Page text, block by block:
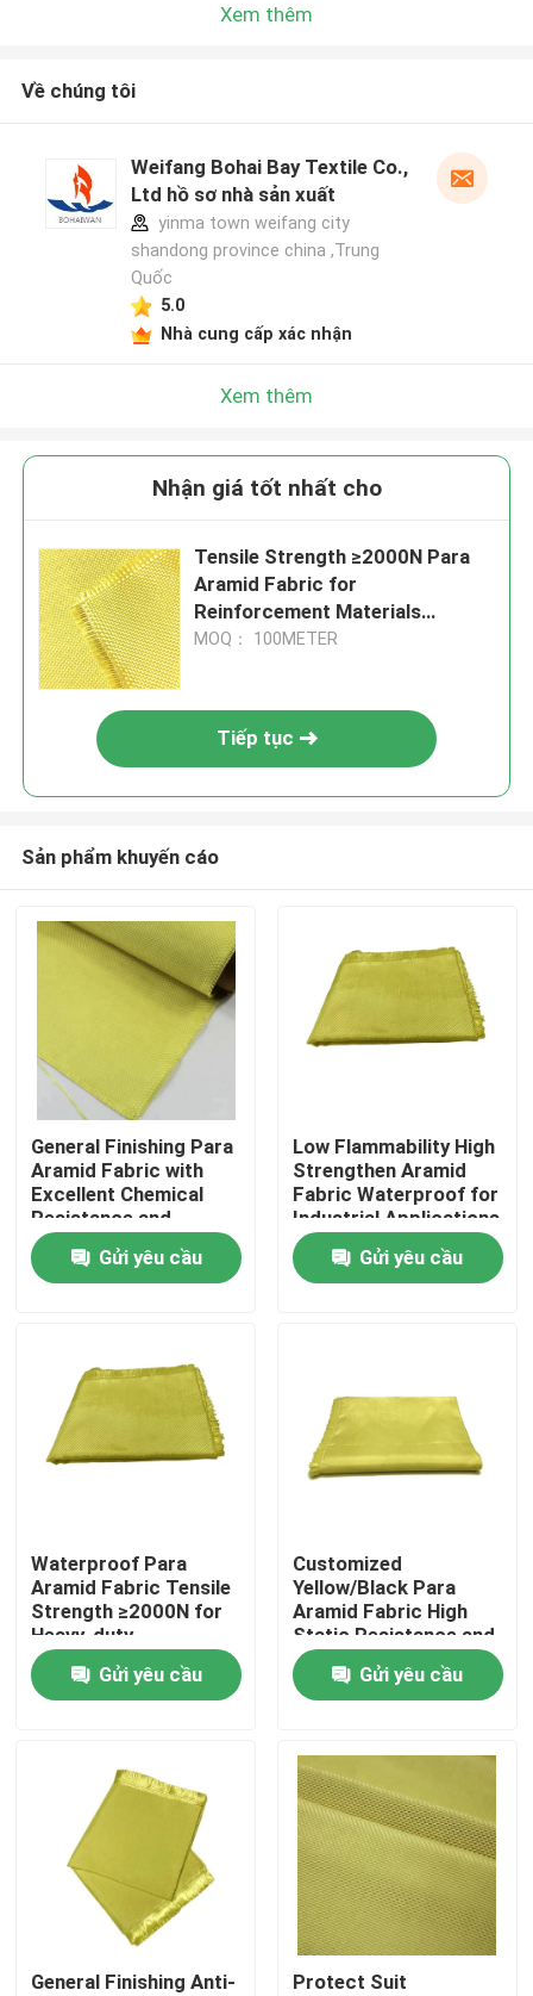
Các sản phẩm
Video
Tham quan nhà máy
Kiểm soát chất lượng
Yêu cầu báo giá
Vải Meta Aramid
Vải Para Aramid
Xem thêm
Về chúng tôi
Weifang Bohai Bay Textile Co.,
Ltd hồ sơ nhà sản xuất
yinma town weifang city
shandong province china ,Trung
Quốc
5.0
Nhà cung cấp xác nhận
Xem thêm
Nhận giá tốt nhất cho
Tensile Strength ≥2000N Para
Aramid Fabric for
Reinforcement Materials
Conventional Pattern
MOQ： 100METER
Tiếp tục
Sản phẩm khuyến cáo
General Finishing Para
Aramid Fabric with
Excellent Chemical
Resistance and
Tensile Strength
≥2000NGửi yêu cầu
Low Flammability High
Strengthen Aramid
Fabric Waterproof for
Industrial Applications
Gửi yêu cầu
Waterproof Para
Aramid Fabric Tensile
Strength ≥2000N for
Heavy-duty
Performance and
DurabilityGửi yêu cầu
Customized
Yellow/Black Para
Aramid Fabric High
Static Resistance and
Waterproof
PropertiesGửi yêu cầu
General Finishing Anti-
Protect Suit